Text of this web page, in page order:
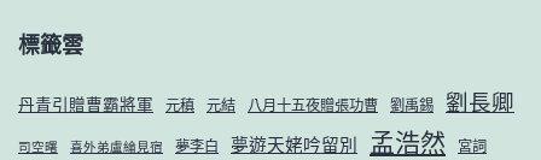
標籤雲
丹青引贈曹霸將軍 元稹 元結 八月十五夜贈張功曹 劉禹錫 劉長卿
司空曙 喜外弟盧綸見宿 夢李白 夢遊天姥吟留別 孟浩然 宮詞